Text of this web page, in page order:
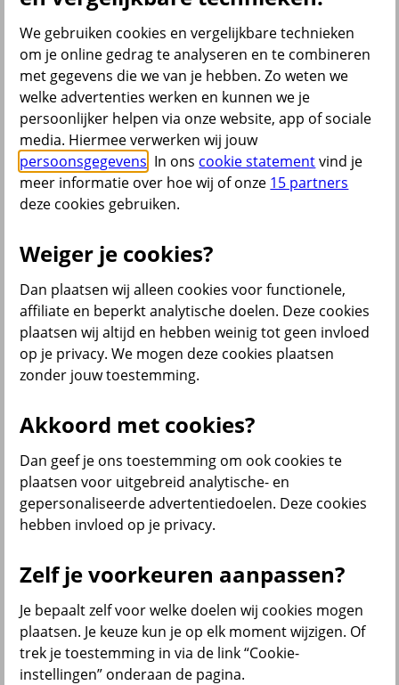
Bekijk ook
All Risk Autoverzekering
Car insurance Netherlands
Groene kaart auto
Kentekencheck
WA Autoverzekering
WA+ Beperkt Casco Autoverzekering
Bakfiets verzekeren
Collectiviteitskorting
Schade melden
Wijzigen uitvaartverzekering
terug
Beleggen
Beleggingsrekening
Beleggen
Starten met beleggen
Beleggen voor beginners
Pensioen beleggen
Periodiek beleggen
Rendement berekenen
Beleggen in beleggingsfondsen
Beleggingsfonds update
Verantwoord beleggen
Beleggen met onze app
Sparen of beleggen
We gebruiken cookies en vergelijkbare technieken
om je online gedrag te analyseren en te combineren
met gegevens die we van je hebben. Zo weten we
welke advertenties werken en kunnen we je
persoonlijker helpen via onze website, app of sociale
media. Hiermee verwerken wij jouw
persoonsgegevens . In ons cookie statementvind je
meer informatie over hoe wij of onze 15 partners
deze cookies gebruiken.
Weiger je cookies?
Dan plaatsen wij alleen cookies voor functionele,
affiliate en beperkt analytische doelen. Deze cookies
plaatsen wij altijd en hebben weinig tot geen invloed
op je privacy. We mogen deze cookies plaatsen
zonder jouw toestemming.
Akkoord met cookies?
Dan geef je ons toestemming om ook cookies te
plaatsen voor uitgebreid analytische- en
gepersonaliseerde advertentiedoelen. Deze cookies
hebben invloed op je privacy.
Zelf je voorkeuren aanpassen?
Je bepaalt zelf voor welke doelen wij cookies mogen
plaatsen. Je keuze kun je op elk moment wijzigen. Of
trek je toestemming in via de link “Cookie-
instellingen” onderaan de pagina.